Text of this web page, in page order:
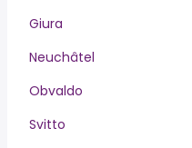
Giura
Neuchâtel
Obvaldo
Svitto